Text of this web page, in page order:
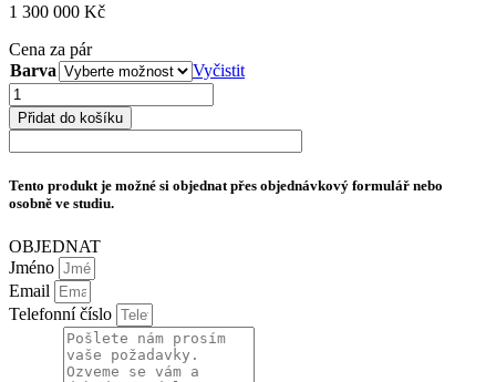
1 300 000 Kč
Cena za pár
Barva
Vyčistit
Børresen
T1
Silver
Supreme
množství
Přidat do košíku
Tento produkt je možné si objednat přes objednávkový formulář nebo
osobně ve studiu.
OBJEDNAT
Jméno
Email
Telefonní číslo